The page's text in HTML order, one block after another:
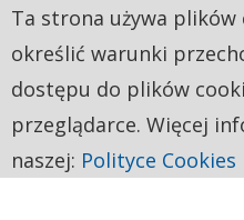
Ta strona używa plików
określić warunki
dostępu do plików
przeglądarce. Więcej
naszej: Polityce Cookies